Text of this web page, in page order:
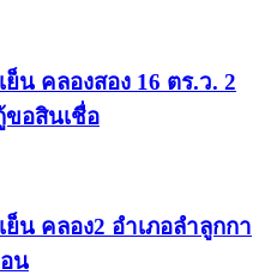
น คลองสอง 16 ตร.ว. 2
อสินเชื่อ
น คลอง2 อำเภอลำลูกกา
น